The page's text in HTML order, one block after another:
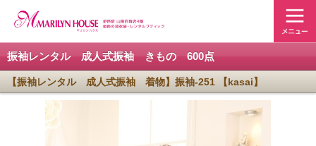
振袖レンタル 成人式振袖 きもの 600点
【振袖レンタル 成人式振袖 着物】振袖-251 【kasai】